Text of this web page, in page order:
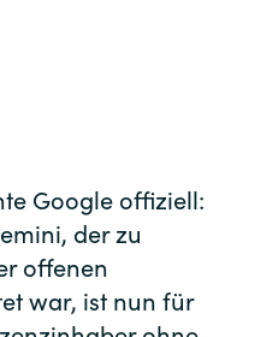
Google offiziell:
der zu
offenen
war, ist nun für